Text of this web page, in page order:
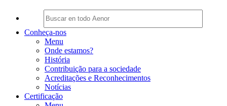
Conheça-nos
Menu
Onde estamos?
História
Contribuição para a sociedade
Acreditações e Reconhecimentos
Notícias
Certificação